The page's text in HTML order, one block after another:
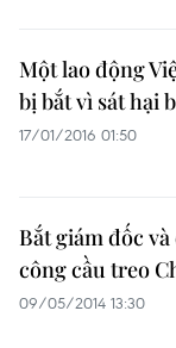
Một lao động
bị bắt vì sát hại
17/01/2016 01:50
Bắt giám đốc
công cầu treo
09/05/2014 13:30